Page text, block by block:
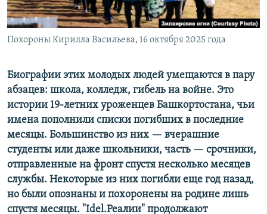
Похороны Кирилла Васильева, 16 октября 2025 года
Биографии этих молодых людей умещаются в пару
абзацев: школа, колледж, гибель на войне. Это
истории 19-летних уроженцев Башкортостана, чьи
имена пополнили списки погибших в последние
месяцы. Большинство из них — вчерашние
студенты или даже школьники, часть — срочники,
отправленные на фронт спустя несколько месяцев
службы. Некоторые из них погибли еще год назад,
но были опознаны и похоронены на родине лишь
спустя месяцы. "Idel.Реалии" продолжают